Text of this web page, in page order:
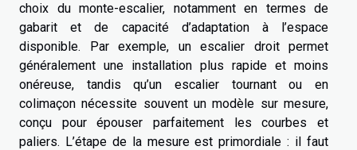
choix du monte-escalier, notamment en termes de
gabarit et de capacité d’adaptation à l’espace
disponible. Par exemple, un escalier droit permet
généralement une installation plus rapide et moins
onéreuse, tandis qu’un escalier tournant ou en
colimaçon nécessite souvent un modèle sur mesure,
conçu pour épouser parfaitement les courbes et
paliers. L’étape de la mesure est primordiale : il faut